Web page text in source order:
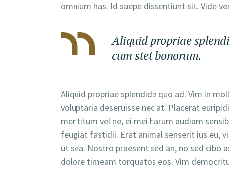
omnium has. Id saepe dissentiunt sit. Vide
Aliquid propriae
cum stet bonorum.
Aliquid propriae splendide quo ad. Vim in
voluptaria deseruisse nec at. Placerat
mentitum vel ne, ei mei harum audiam
feugiat fastidii. Erat animal senserit ius eu,
ut sea. Nostro praesent sed an, no sed cibo
dolore timeam torquatos eos. Vim